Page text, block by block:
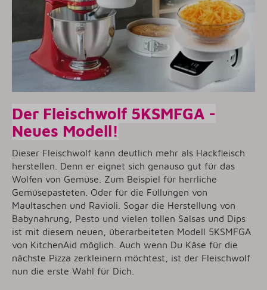
Der Fleischwolf 5KSMFGA -
Neues Modell!
Dieser Fleischwolf kann deutlich mehr als Hackfleisch
herstellen. Denn er eignet sich genauso gut für das
Wolfen von Gemüse. Zum Beispiel für herrliche
Gemüsepasteten. Oder für die Füllungen von
Maultaschen und Ravioli. Sogar die Herstellung von
Babynahrung, Pesto und vielen tollen Salsas und Dips
ist mit diesem neuen, überarbeiteten Modell 5KSMFGA
von KitchenAid möglich. Auch wenn Du Käse für die
nächste Pizza zerkleinern möchtest, ist der Fleischwolf
nun die erste Wahl für Dich.